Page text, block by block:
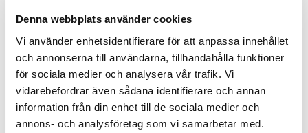
Denna webbplats använder cookies
Vi använder enhetsidentifierare för att anpassa innehållet
och annonserna till användarna, tillhandahålla funktioner
för sociala medier och analysera vår trafik. Vi
vidarebefordrar även sådana identifierare och annan
information från din enhet till de sociala medier och
annons- och analysföretag som vi samarbetar med.